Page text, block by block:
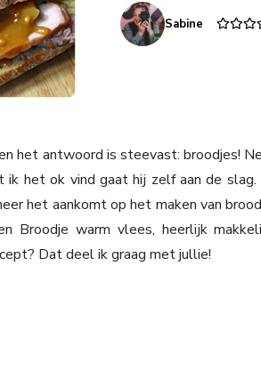
Sabine
het antwoord is steevast: broodjes!
ik het ok vind gaat hij zelf aan de
het aankomt op het maken van
Broodje warm vlees, heerlijk
Dat deel ik graag met jullie!